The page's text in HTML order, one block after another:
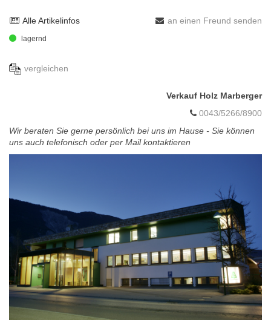
Alle Artikelinfos an einen Freund senden
lagernd
vergleichen
Verkauf Holz Marberger
0043/5266/8900
Wir beraten Sie gerne persönlich bei uns im Hause - Sie können
uns auch telefonisch oder per Mail kontaktieren